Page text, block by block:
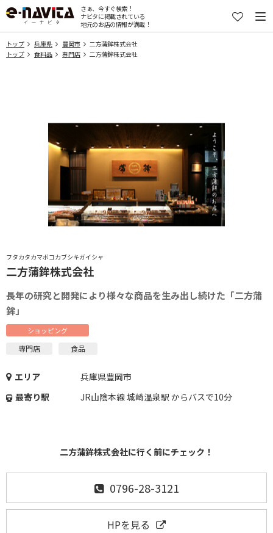
さぁ、今すぐ検索！
ナビタに掲載されている
地元のお店の情報が満載！
トップ 兵庫県 豊岡市
二方蒲鉾株式会社
トップ
食料品 専門店 二方蒲鉾株式会社
フタカタカマボコカブシキガイシャ
二方蒲鉾株式会社
長年の研究と開発により様々な商品を生み出し続けた「二方蒲
鉾」
ショッピング
専門店 食品
エリア
兵庫県豊岡市
最寄り駅
JR山陰本線 城崎温泉駅 からバスで10分
二方蒲鉾株式会社に行く前にチェック！
0796-28-3121
HPを見る